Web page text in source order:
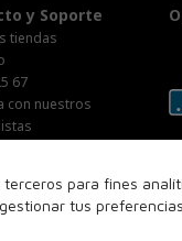
para fines
tus
y Soporte
tiendas
67
con nuestros
: 9:00h-19:00h
9:00h-14:00h